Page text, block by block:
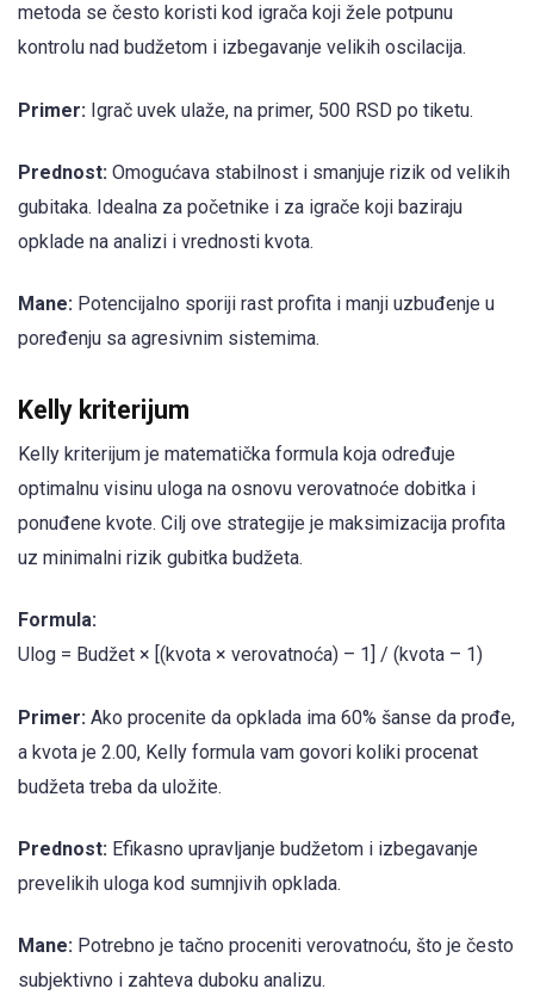
metoda se često koristi kod igrača koji žele potpunu
kontrolu nad budžetom i izbegavanje velikih oscilacija.
Primer: Igrač uvek ulaže, na primer, 500 RSD po tiketu.
Prednost: Omogućava stabilnost i smanjuje rizik od velikih
gubitaka. Idealna za početnike i za igrače koji baziraju
opklade na analizi i vrednosti kvota.
Mane: Potencijalno sporiji rast profita i manji uzbuđenje u
poređenju sa agresivnim sistemima.
Kelly kriterijum
Kelly kriterijum je matematička formula koja određuje
optimalnu visinu uloga na osnovu verovatnoće dobitka i
ponuđene kvote. Cilj ove strategije je maksimizacija profita
uz minimalni rizik gubitka budžeta.
Formula:
Ulog = Budžet × [(kvota × verovatnoća) – 1] / (kvota – 1)
Primer: Ako procenite da opklada ima 60% šanse da prođe,
a kvota je 2.00, Kelly formula vam govori koliki procenat
budžeta treba da uložite.
Prednost: Efikasno upravljanje budžetom i izbegavanje
prevelikih uloga kod sumnjivih opklada.
Mane: Potrebno je tačno proceniti verovatnoću, što je često
subjektivno i zahteva duboku analizu.